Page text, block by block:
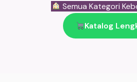
Semua Kategori
Katalog